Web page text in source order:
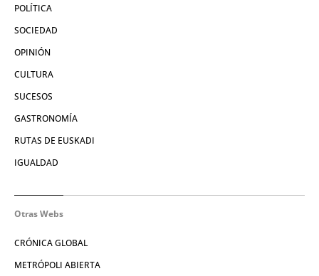
POLÍTICA
SOCIEDAD
OPINIÓN
CULTURA
SUCESOS
GASTRONOMÍA
RUTAS DE EUSKADI
IGUALDAD
Otras Webs
CRÓNICA GLOBAL
METRÓPOLI ABIERTA